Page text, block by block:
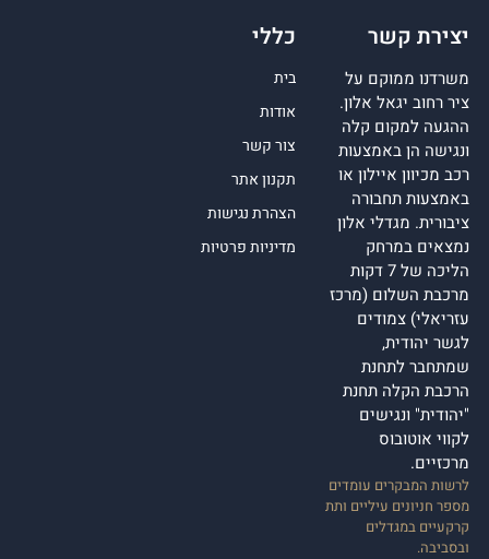
יצירת קשר
משרדנו ממוקם על
ציר רחוב יגאל אלון.
ההגעה למקום קלה
ונגישה הן באמצעות
רכב מכיוון איילון או
באמצעות תחבורה
ציבורית. מגדלי אלון
נמצאים במרחק
הליכה של 7 דקות
מרכבת השלום (מרכז
עזריאלי) צמודים
לגשר יהודית,
שמתחבר לתחנת
הרכבת הקלה תחנת
"יהודית" ונגישים
לקווי אוטובוס
מרכזיים.
לרשות המבקרים עומדים
מספר חניונים עיליים ותת
קרקעיים במגדלים
ובסביבה.
כללי
בית
אודות
צור קשר
תקנון אתר
הצהרת נגישות
מדיניות פרטיות